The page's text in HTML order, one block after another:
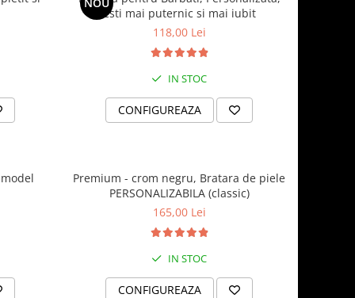
Esti mai puternic si mai iubit
118,00 Lei
IN STOC
CONFIGUREAZA
Premium - crom negru, Bratara de piele
PERSONALIZABILA (classic)
165,00 Lei
IN STOC
CONFIGUREAZA